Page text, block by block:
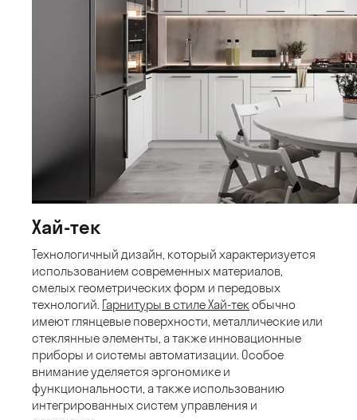
Хай-тек
Технологичный дизайн, который характеризуется
использованием современных материалов,
смелых геометрических форм и передовых
технологий. Гарнитуры в стиле Хай-текобычно
имеют глянцевые поверхности, металлические или
стеклянные элементы, а также инновационные
приборы и системы автоматизации. Особое
внимание уделяется эргономике и
функциональности, а также использованию
интегрированных систем управления и